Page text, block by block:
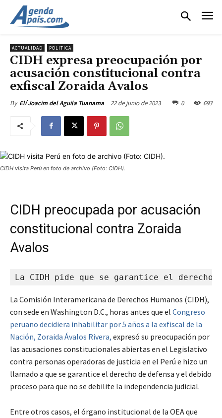
ACTUALIDAD POLITICA
CIDH expresa preocupación por
acusación constitucional contra
exfiscal Zoraida Avalos
By Elí Joacim del Aguila Tuanama 22 de junio de 2023 0 693
CIDH visita Perú en foto de archivo (Foto: CIDH).
CIDH preocupada por acusación
constitucional contra Zoraida
Avalos
La CIDH pide que se garantice el derecho
La Comisión Interamericana de Derechos Humanos (CIDH),
con sede en Washington D.C., horas antes que el Congreso
peruano decidiera inhabilitar por 5 años a la exfiscal de la
Nación, Zoraida Ávalos Rivera, expresó su preocupación por
las acusaciones constitucionales abiertas en el Legislativo
contra personas operadoras de justicia en el Perú e hizo un
llamado a que se garantice el derecho de defensa y el debido
proceso para que no se debilite la independencia judicial.
Entre otros casos, el órgano institucional de la OEA que